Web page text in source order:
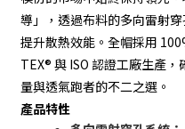
導」，透過布料的多向雷射
提升散熱效能。全帽採用
TEX® 與 ISO 認證工廠生產
量與透氣跑者的不二之選。
產品特性